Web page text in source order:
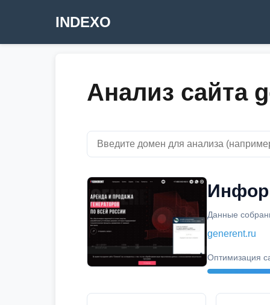
INDEXO
Анализ сайта
Данные
generent.ru
Оптимизация